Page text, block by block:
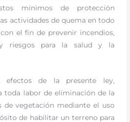
mínimos de protección
actividades de quema en todo
el fin de prevenir incendios,
y riesgos para la salud y la
de la presente ley,
toda labor de eliminación de la
de vegetación mediante el uso
de habilitar un terreno para